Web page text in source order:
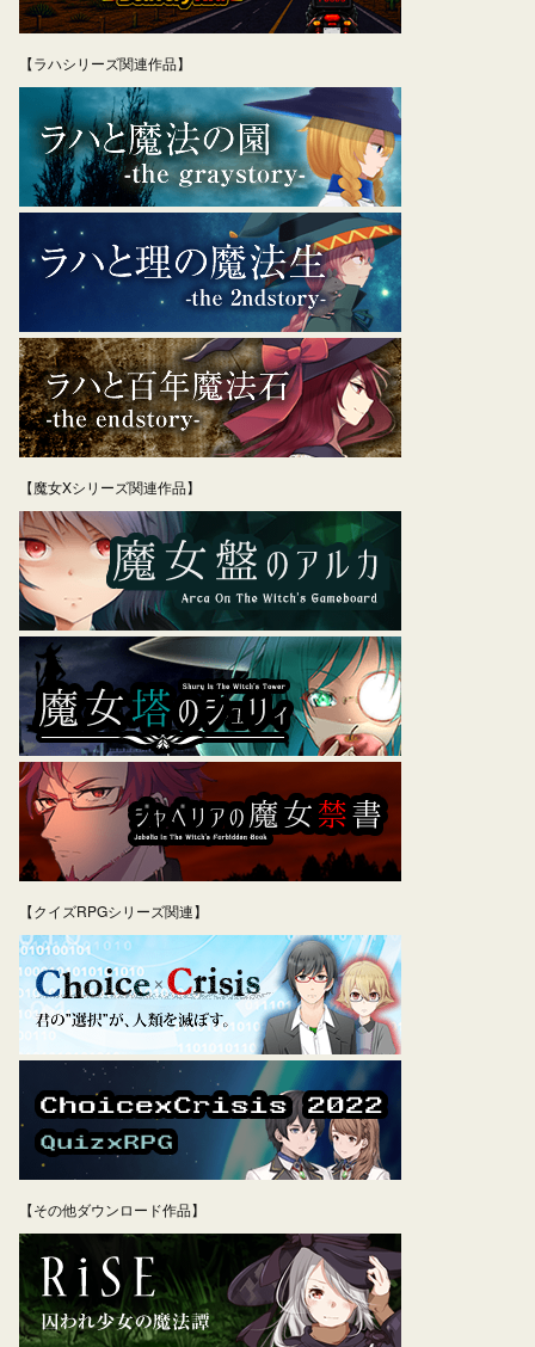
ン
【ラハシリーズ関連作品】
【魔女Xシリーズ関連作品】
【クイズRPGシリーズ関連】
【その他ダウンロード作品】